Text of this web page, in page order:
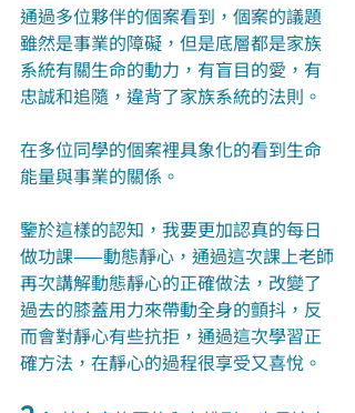
通過多位夥伴的個案看到，個案的議題
雖然是事業的障礙，但是底層都是家族
系統有關生命的動力，有盲目的愛，有
忠誠和追隨，違背了家族系統的法則。
在多位同學的個案裡具象化的看到生命
能量與事業的關係。
鑒於這樣的認知，我要更加認真的每日
做功課——動態靜心，通過這次課上老師
再次講解動態靜心的正確做法，改變了
過去的膝蓋用力來帶動全身的顫抖，反
而會對靜心有些抗拒，通過這次學習正
確方法，在靜心的過程很享受又喜悅。